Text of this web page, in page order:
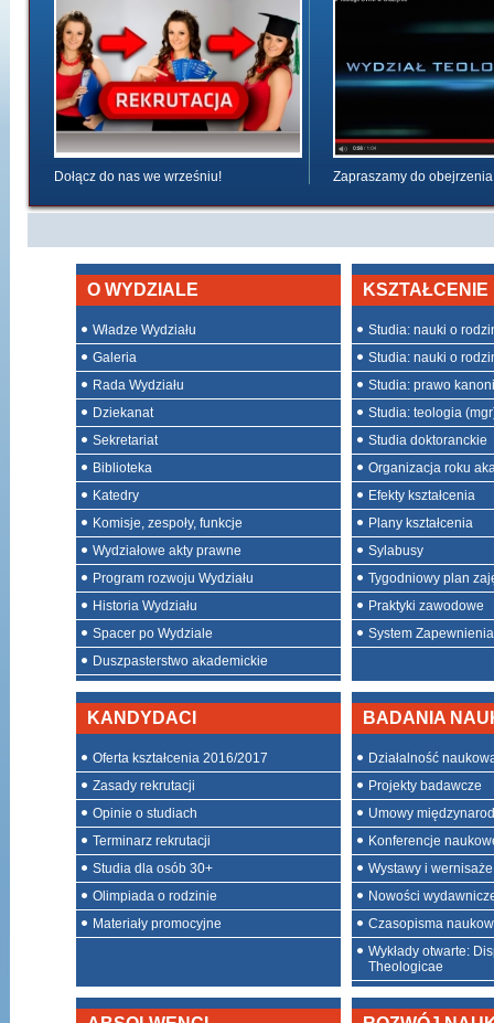
Dołącz do nas we wrześniu! Zapraszamy do obejrzenia
O WYDZIALE
Władze Wydziału
Galeria
Rada Wydziału
Dziekanat
Sekretariat
Biblioteka
Katedry
Komisje, zespoły, funkcje
Wydziałowe akty prawne
Program rozwoju Wydziału
Historia Wydziału
Spacer po Wydziale
Duszpasterstwo akademickie
KSZTAŁCENIE
Studia: nauki o
Studia: nauki o
Studia: prawo
Studia: teologia
Studia doktoranckie
Organizacja roku
Efekty kształcenia
Plany kształcenia
Sylabusy
Tygodniowy plan
Praktyki zawodowe
System
KANDYDACI
Oferta kształcenia 2016/2017
Zasady rekrutacji
Opinie o studiach
Terminarz rekrutacji
Studia dla osób 30+
Olimpiada o rodzinie
Materiały promocyjne
BADANIA
Działalność
Projekty badawcze
Umowy
Konferencje
Wystawy i wernisaże
Nowości
Czasopisma
Wykłady otwarte:
Theologicae